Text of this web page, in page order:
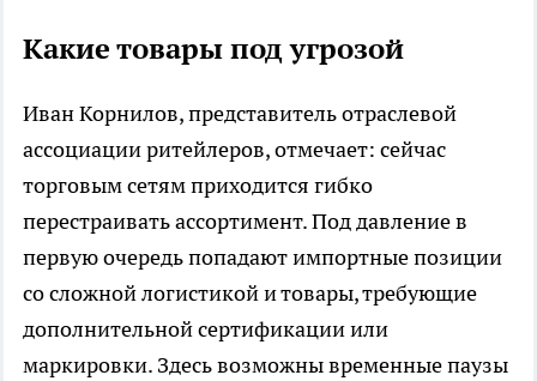
Какие товары под угрозой
Иван Корнилов, представитель отраслевой
ассоциации ритейлеров, отмечает: сейчас
торговым сетям приходится гибко
перестраивать ассортимент. Под давление в
первую очередь попадают импортные позиции
со сложной логистикой и товары, требующие
дополнительной сертификации или
маркировки. Здесь возможны временные паузы